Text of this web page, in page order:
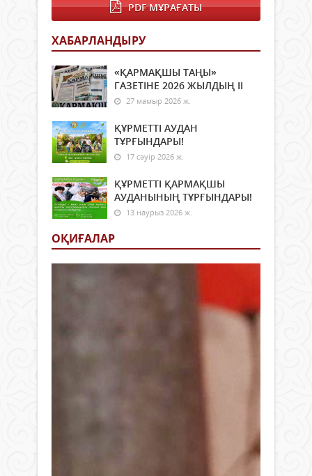
PDF МҰРАҒАТЫ
ХАБАРЛАНДЫРУ
«ҚАРМАҚШЫ ТАҢЫ»
ГАЗЕТІНЕ 2026 ЖЫЛДЫҢ ІI
27 мамыр 2026 ж.
ҚҰРМЕТТІ АУДАН
ТҰРҒЫНДАРЫ!
17 сәуір 2026 ж.
ҚҰРМЕТТІ ҚАРМАҚШЫ
АУДАНЫНЫҢ ТҰРҒЫНДАРЫ!
13 наурыз 2026 ж.
ОҚИҒАЛАР